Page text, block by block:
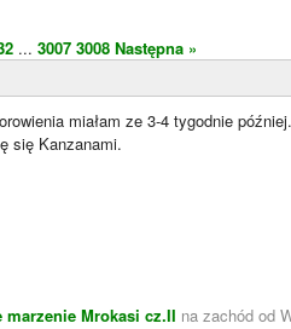
... 3007 3008 Następna »
miałam ze 3-4 tygodnie później.
się Kanzanami.
marzenie Mrokasi cz.II na zachód od